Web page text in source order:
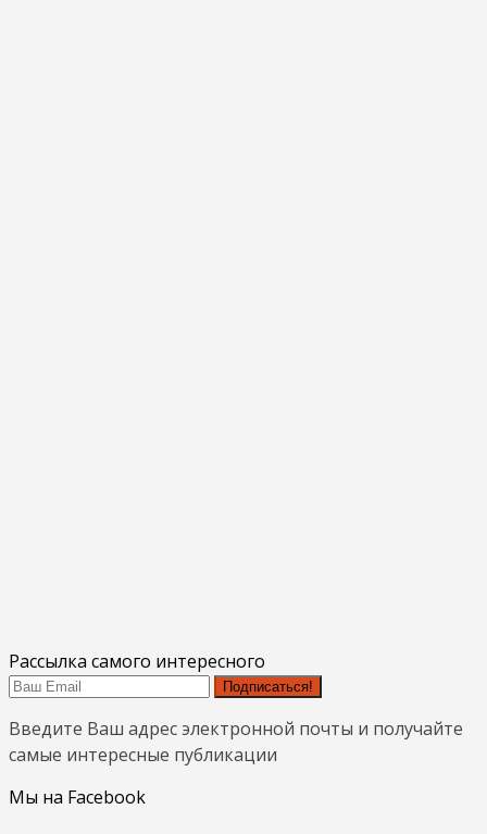
Рассылка самого интересного
Подписаться!
Введите Ваш адрес электронной почты и получайте
самые интересные публикации
Мы на Facebook